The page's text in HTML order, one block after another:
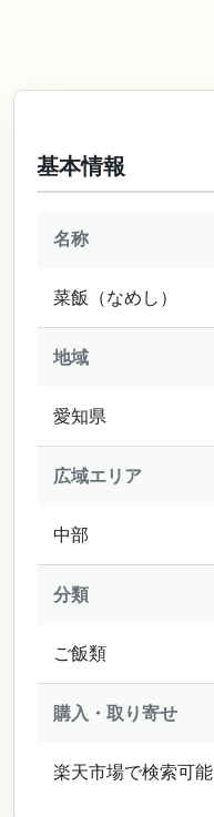
基本情報
名称
菜飯（なめし）
地域
愛知県
広域エリア
中部
分類
ご飯類
購入・取り寄せ
楽天市場で検索可能